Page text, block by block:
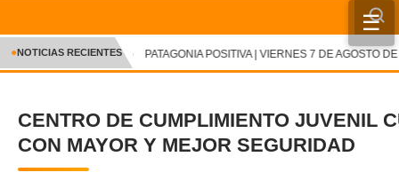
☰
INICIO
CRÓNICA
DEPORTES ✕
●NOTICIAS RECIENTES PATAGONIA POSITIVA | VIERNES 7 DE AGOSTO DE
CENTRO DE CUMPLIMIENTO JUVENIL
CON MAYOR Y MEJOR SEGURIDAD